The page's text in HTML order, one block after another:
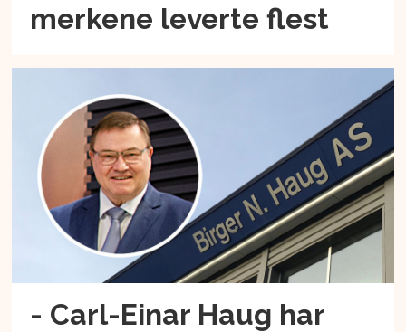
merkene leverte flest
- Carl-Einar Haug har